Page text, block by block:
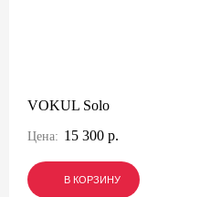
VOKUL Solo
Цена: 15 300 р.
В КОРЗИНУ
В КОРЗИНУ
В КОРЗИНУ